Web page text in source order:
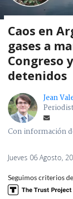
Caos en
gases a
Congreso
detenidos
Jean
Con información
Jueves 06 Agosto,
Seguimos criterios de